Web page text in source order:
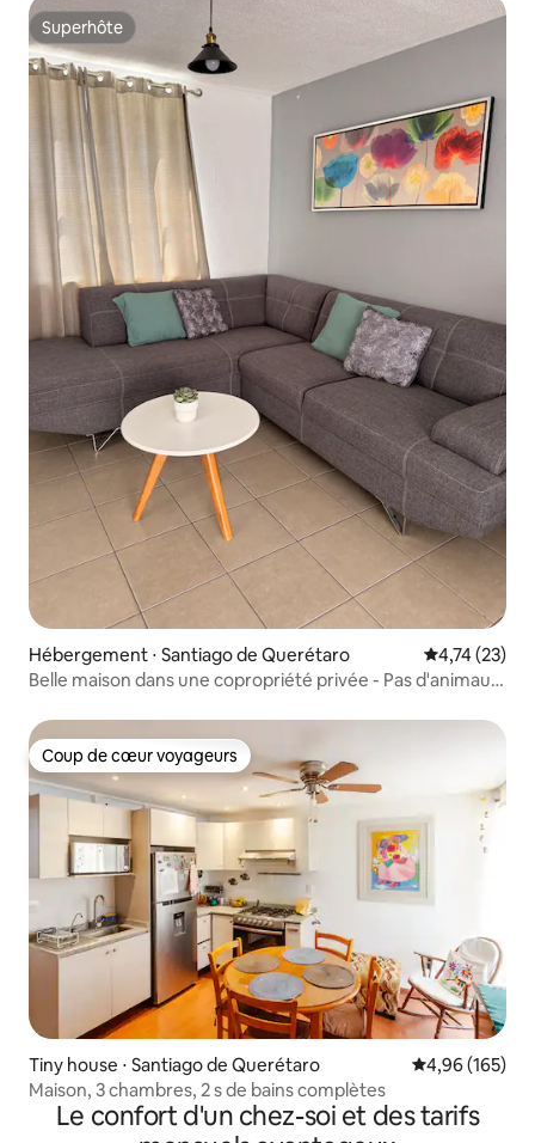
Superhôte
Superhôte
Hébergement ⋅ Santiago de Querétaro Évaluation
4,74 (23)
Belle maison dans une copropriété privée - Pas d'animaux
Coup de cœur voyageurs
Coup de cœur voyageurs
Tiny house ⋅ Santiago de Querétaro Évaluation
4,96 (165)
Maison, 3 chambres, 2 s de bains complètes
Le confort d'un chez-soi et des tarifs